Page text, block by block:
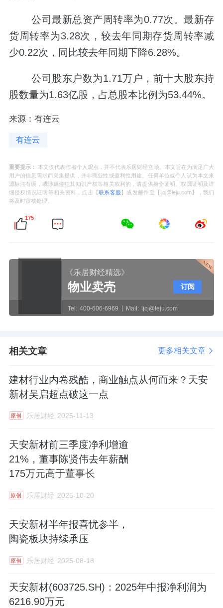
公司最新总资产周转率为0.77次。最新存
货周转率为3.28次，较去年同期存货周转率减
少0.22次，同比较去年同期下降6.28%。
公司股东户数为1.71万户，前十大股东持
股数量为1.63亿股，占总股本比例为53.44%。
来源：有连云
有连云
重要提示： 本文仅代表作者个人观点，并不代表乐居财经立场。本文旨在为满足广大
用户的信息需求而采集提供，并非商业性或盈利性用途。任何单位或个人认为本文来
源标注有误，或涉嫌侵犯其知识产权等相关权利的，请提供身份证明、权属证明及详
细侵权情况证明等相关资料，点击【联系客服 】或发邮件至【ljcj@leju.com】，我们
将及时审核处理。
175
《乐居财经精选》
物业卖壳
Tel: 400-606-6969 Mail: ljcj@leju.com
订阅
相关文章 更多相关文章
建材行业内卷残酷，商业触点从何而来？天安
新材吴启超点破这一点
原创 乐居财经 2025-11-13
天安新材前三季度净利增逾
21%，董事陈贤伟去年薪酬
175万元高于董事长
原创 乐居财经 2025-10-20
天安新材半年报喜忧参半，
陶瓷板块持续承压
原创 乐居财经 2025-08-18
天安新材(603725.SH)：2025年中报净利润为
6216.90万元